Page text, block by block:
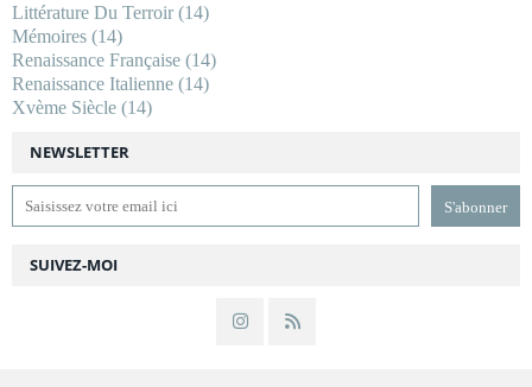
NEWSLETTER
SUIVEZ-MOI
Littérature Du Terroir(14)
Mémoires (14)
Renaissance Française (14)
Renaissance Italienne (14)
Xvème Siècle (14)